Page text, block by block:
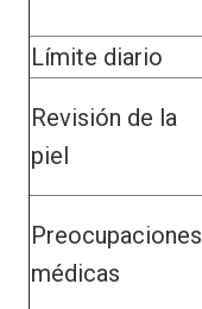
Límite diario
Revisión de la
piel
Preocupaciones
médicas